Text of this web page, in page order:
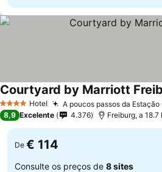
4 EstrelasHotel A poucos passos da
Courtyard by Marriott
8,9 Excelente 4.376 Freiburg, a
De € 114
Consulte os preços de 8 sites